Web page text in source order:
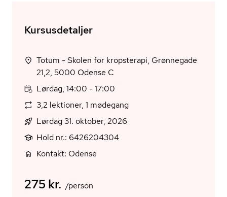
Kursusdetaljer
Totum - Skolen for kropsterapi, Grønnegade
21,2, 5000 Odense C
Lørdag, 14:00 - 17:00
3,2 lektioner, 1 mødegang
Lørdag 31. oktober, 2026
Hold nr.: 6426204304
Kontakt: Odense
275 kr. /person